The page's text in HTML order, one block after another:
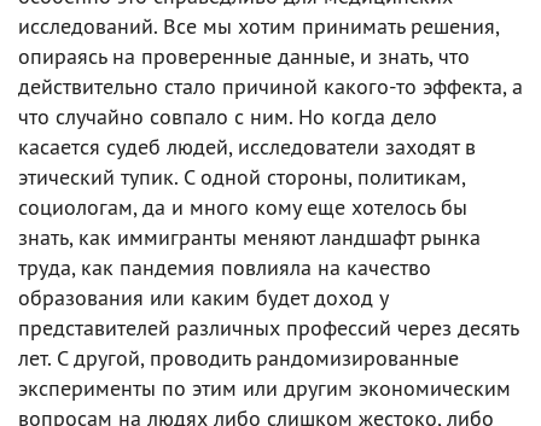
исследований. Все мы хотим принимать решения,
опираясь на проверенные данные, и знать, что
действительно стало причиной какого-то эффекта, а
что случайно совпало с ним. Но когда дело
касается судеб людей, исследователи заходят в
этический тупик. С одной стороны, политикам,
социологам, да и много кому еще хотелось бы
знать, как иммигранты меняют ландшафт рынка
труда, как пандемия повлияла на качество
образования или каким будет доход у
представителей различных профессий через десять
лет. С другой, проводить рандомизированные
эксперименты по этим или другим экономическим
вопросам на людях либо слишком жестоко, либо